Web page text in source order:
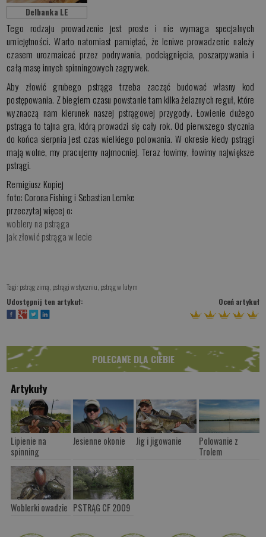
Delbanka LE
Tego rodzaju prowadzenie jest proste i nie wymaga specjalnych
umiejętności. Warto natomiast pamiętać, że leniwe prowadzenie należy
czasem urozmaicać przez podrywania, podciągnięcia, poszarpywania i
całą masę innych spinningowych zagrywek.
Aby złowić grubego pstrąga trzeba zacząć budować własny kod
postępowania. Z biegiem czasu powstanie tam kilka żelaznych reguł, które
wyznaczą nam kierunek naszej pstrągowej przygody. Łowienie dużego
pstrąga to tajna gra, którą prowadzi się cały rok. Od pierwszego stycznia
do końca sierpnia jest czas wielkiego polowania. W okresie kiedy pstrągi
mają wolne, my pracujemy najmocniej. Teraz łowimy, łowimy największe
pstrągi.
Remigiusz Kopiej
foto: Corona Fishing i Sebastian Lemke
przeczytaj więcej o:
woblery na pstrąga
jak złowić pstrąga w lecie
Tagi: pstrąg zimą pstrągi w styczniu pstrąg w lutym
Udostępnij ten artykuł:
Oceń artykuł
POLECANE DLA CIEBIE
Artykuły
Lipienie na
spinning
Jesienne okonie Jig i jigowanie
Polowanie z
Trolem
Woblerki owadzie PSTRĄG CF 2009